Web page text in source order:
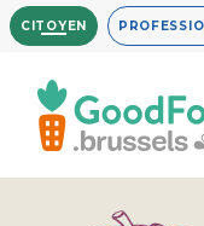
Aller
au
contenu
principal
CITOYEN